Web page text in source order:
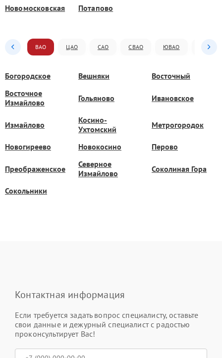
Новомосковская Потапово
ВАО ЦАО САО СВАО ЮВАО ЮАО
Богородское Вешняки
Восточный
Восточное
Измайлово
Гольяново Ивановское
Измайлово
Косино-
Ухтомский
Метрогородок
Новогиреево Новокосино Перово
Преображенское
Северное
Измайлово
Соколиная Гора
Сокольники
Контактная информация
Если требуется задать вопрос специалисту, оставьте
свои данные и дежурный специалист с радостью
проконсультирует Вас!